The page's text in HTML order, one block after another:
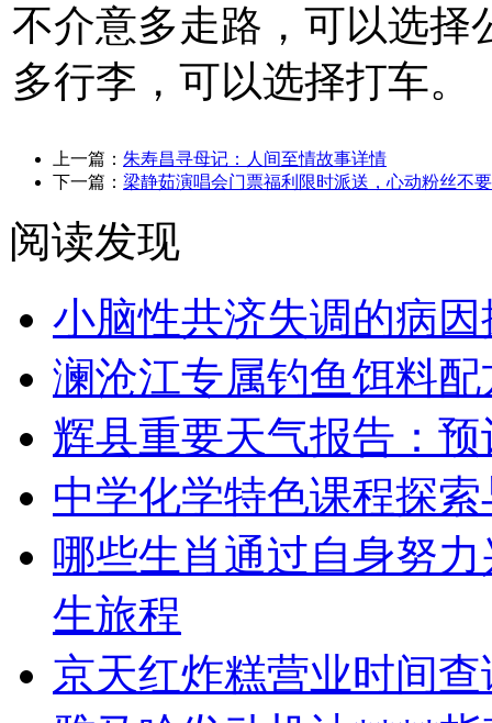
不介意多走路，可以选择
多行李，可以选择打车。
上一篇： 朱寿昌寻母记：人间至情故事详情
下一篇： 梁静茹演唱会门票福利限时派送，心动粉丝不
阅读发现
小脑性共济失调的病
澜沧江专属钓鱼饵料
辉县重要天气报告：
中学化学特色课程探
哪些生肖通过自身努
生旅程
京天红炸糕营业时间查